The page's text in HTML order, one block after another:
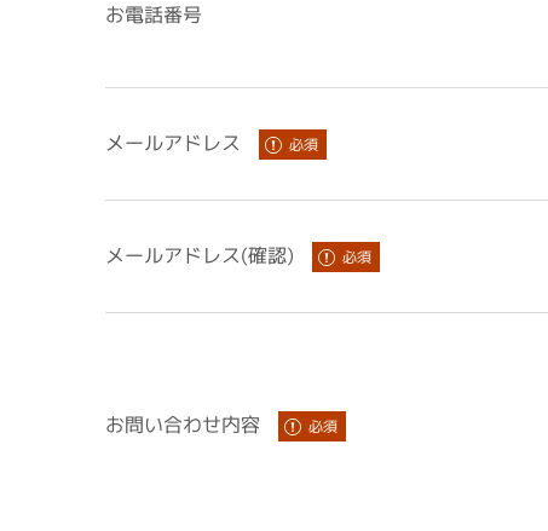
お電話番号
メールアドレス
メールアドレス(確認)
お問い合わせ内容